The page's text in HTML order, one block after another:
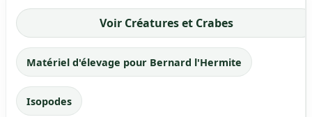
Voir Créatures et Crabes
Matériel d'élevage pour Bernard l'Hermite
Isopodes